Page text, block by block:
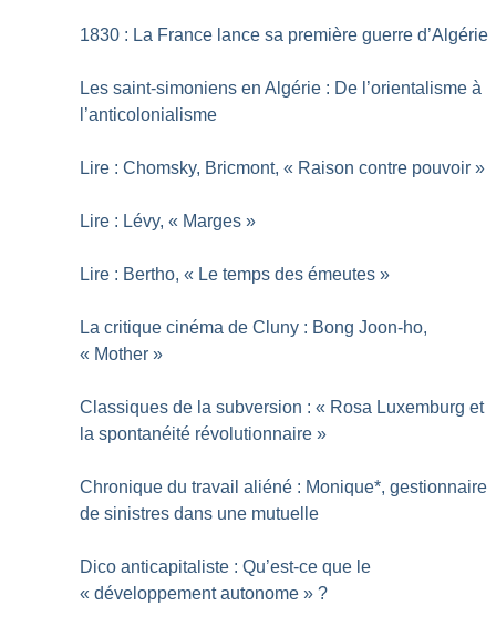
1830 : La France lance sa première guerre d’Algérie
Les saint-simoniens en Algérie : De l’orientalisme à
l’anticolonialisme
Lire : Chomsky, Bricmont, « Raison contre pouvoir »
Lire : Lévy, « Marges »
Lire : Bertho, « Le temps des émeutes »
La critique cinéma de Cluny : Bong Joon-ho,
« Mother »
Classiques de la subversion : « Rosa Luxemburg et
la spontanéité révolutionnaire »
Chronique du travail aliéné : Monique*, gestionnaire
de sinistres dans une mutuelle
Dico anticapitaliste : Qu’est-ce que le
« développement autonome » ?